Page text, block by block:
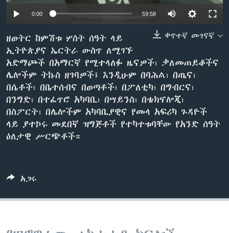
ቋንቋዎች
0:00 59:58
ቀጥተኛ መገናኛ
ዘወትር ከምሽቱ ሦስት ሰዓት ላይ
ኢትዮጵያና ኤርትራ ውስጥ ለሚገኙ
አድማጮች በአማርኛ የሚተላለፉ ዜናዎች፣ ቃለመጠይቆችና
ሌሎችም ትኩስ ዘገባዎች፤ እንዲሁም በባሕል፣ በጤና፣
በሴቶች፣ በቤተሰብና በወጣቶች፣ በፖለቲካ፣ በግብርና፣
በንግድ፣ በተፈጥሮ አካባቢ፣ በሣይንስ፣ በቴክኖሎጂ፣
በስፖርት፣ በሌሎችም አካባቢያዊና የመላ አፍሪካ ጉዳዮች
ላይ ያተኮሩ መደበኛ ዝግጅቶች የተካተቱባቸው የአንድ ሰዓት
ዕለታዊ ሥርጭቶች።
አጋሩ